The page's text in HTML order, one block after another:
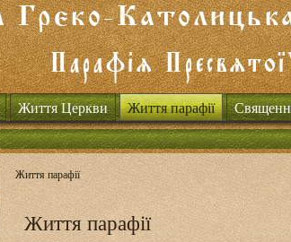
Життя Церкви Життя парафії
Життя парафії
Життя парафії